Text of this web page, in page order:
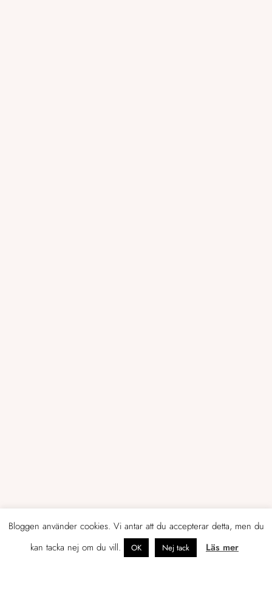
Bloggen använder cookies. Vi antar att du accepterar detta, men du
kan tacka nej om du vill.
OK Nej tack Läs mer